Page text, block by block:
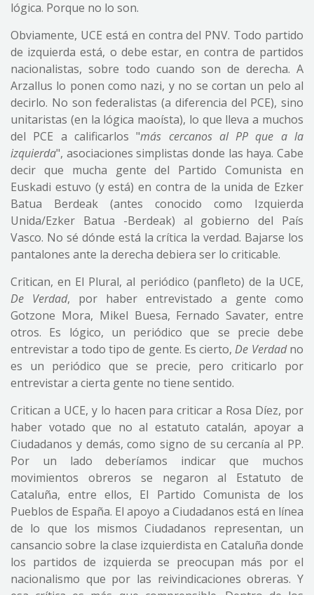
lógica. Porque no lo son.
Obviamente, UCE está en contra del PNV. Todo partido
de izquierda está, o debe estar, en contra de partidos
nacionalistas, sobre todo cuando son de derecha. A
Arzallus lo ponen como nazi, y no se cortan un pelo al
decirlo. No son federalistas (a diferencia del PCE), sino
unitaristas (en la lógica maoísta), lo que lleva a muchos
del PCE a calificarlos "más cercanos al PP que a la
izquierda", asociaciones simplistas donde las haya. Cabe
decir que mucha gente del Partido Comunista en
Euskadi estuvo (y está) en contra de la unida de Ezker
Batua Berdeak (antes conocido como Izquierda
Unida/Ezker Batua -Berdeak) al gobierno del País
Vasco. No sé dónde está la crítica la verdad. Bajarse los
pantalones ante la derecha debiera ser lo criticable.
Critican, en El Plural, al periódico (panfleto) de la UCE,
De Verdad, por haber entrevistado a gente como
Gotzone Mora, Mikel Buesa, Fernado Savater, entre
otros. Es lógico, un periódico que se precie debe
entrevistar a todo tipo de gente. Es cierto,De Verdadno
es un periódico que se precie, pero criticarlo por
entrevistar a cierta gente no tiene sentido.
Critican a UCE, y lo hacen para criticar a Rosa Díez, por
haber votado que no al estatuto catalán, apoyar a
Ciudadanos y demás, como signo de su cercanía al PP.
Por un lado deberíamos indicar que muchos
movimientos obreros se negaron al Estatuto de
Cataluña, entre ellos, El Partido Comunista de los
Pueblos de España. El apoyo a Ciudadanos está en línea
de lo que los mismos Ciudadanos representan, un
cansancio sobre la clase izquierdista en Cataluña donde
los partidos de izquierda se preocupan más por el
nacionalismo que por las reivindicaciones obreras. Y